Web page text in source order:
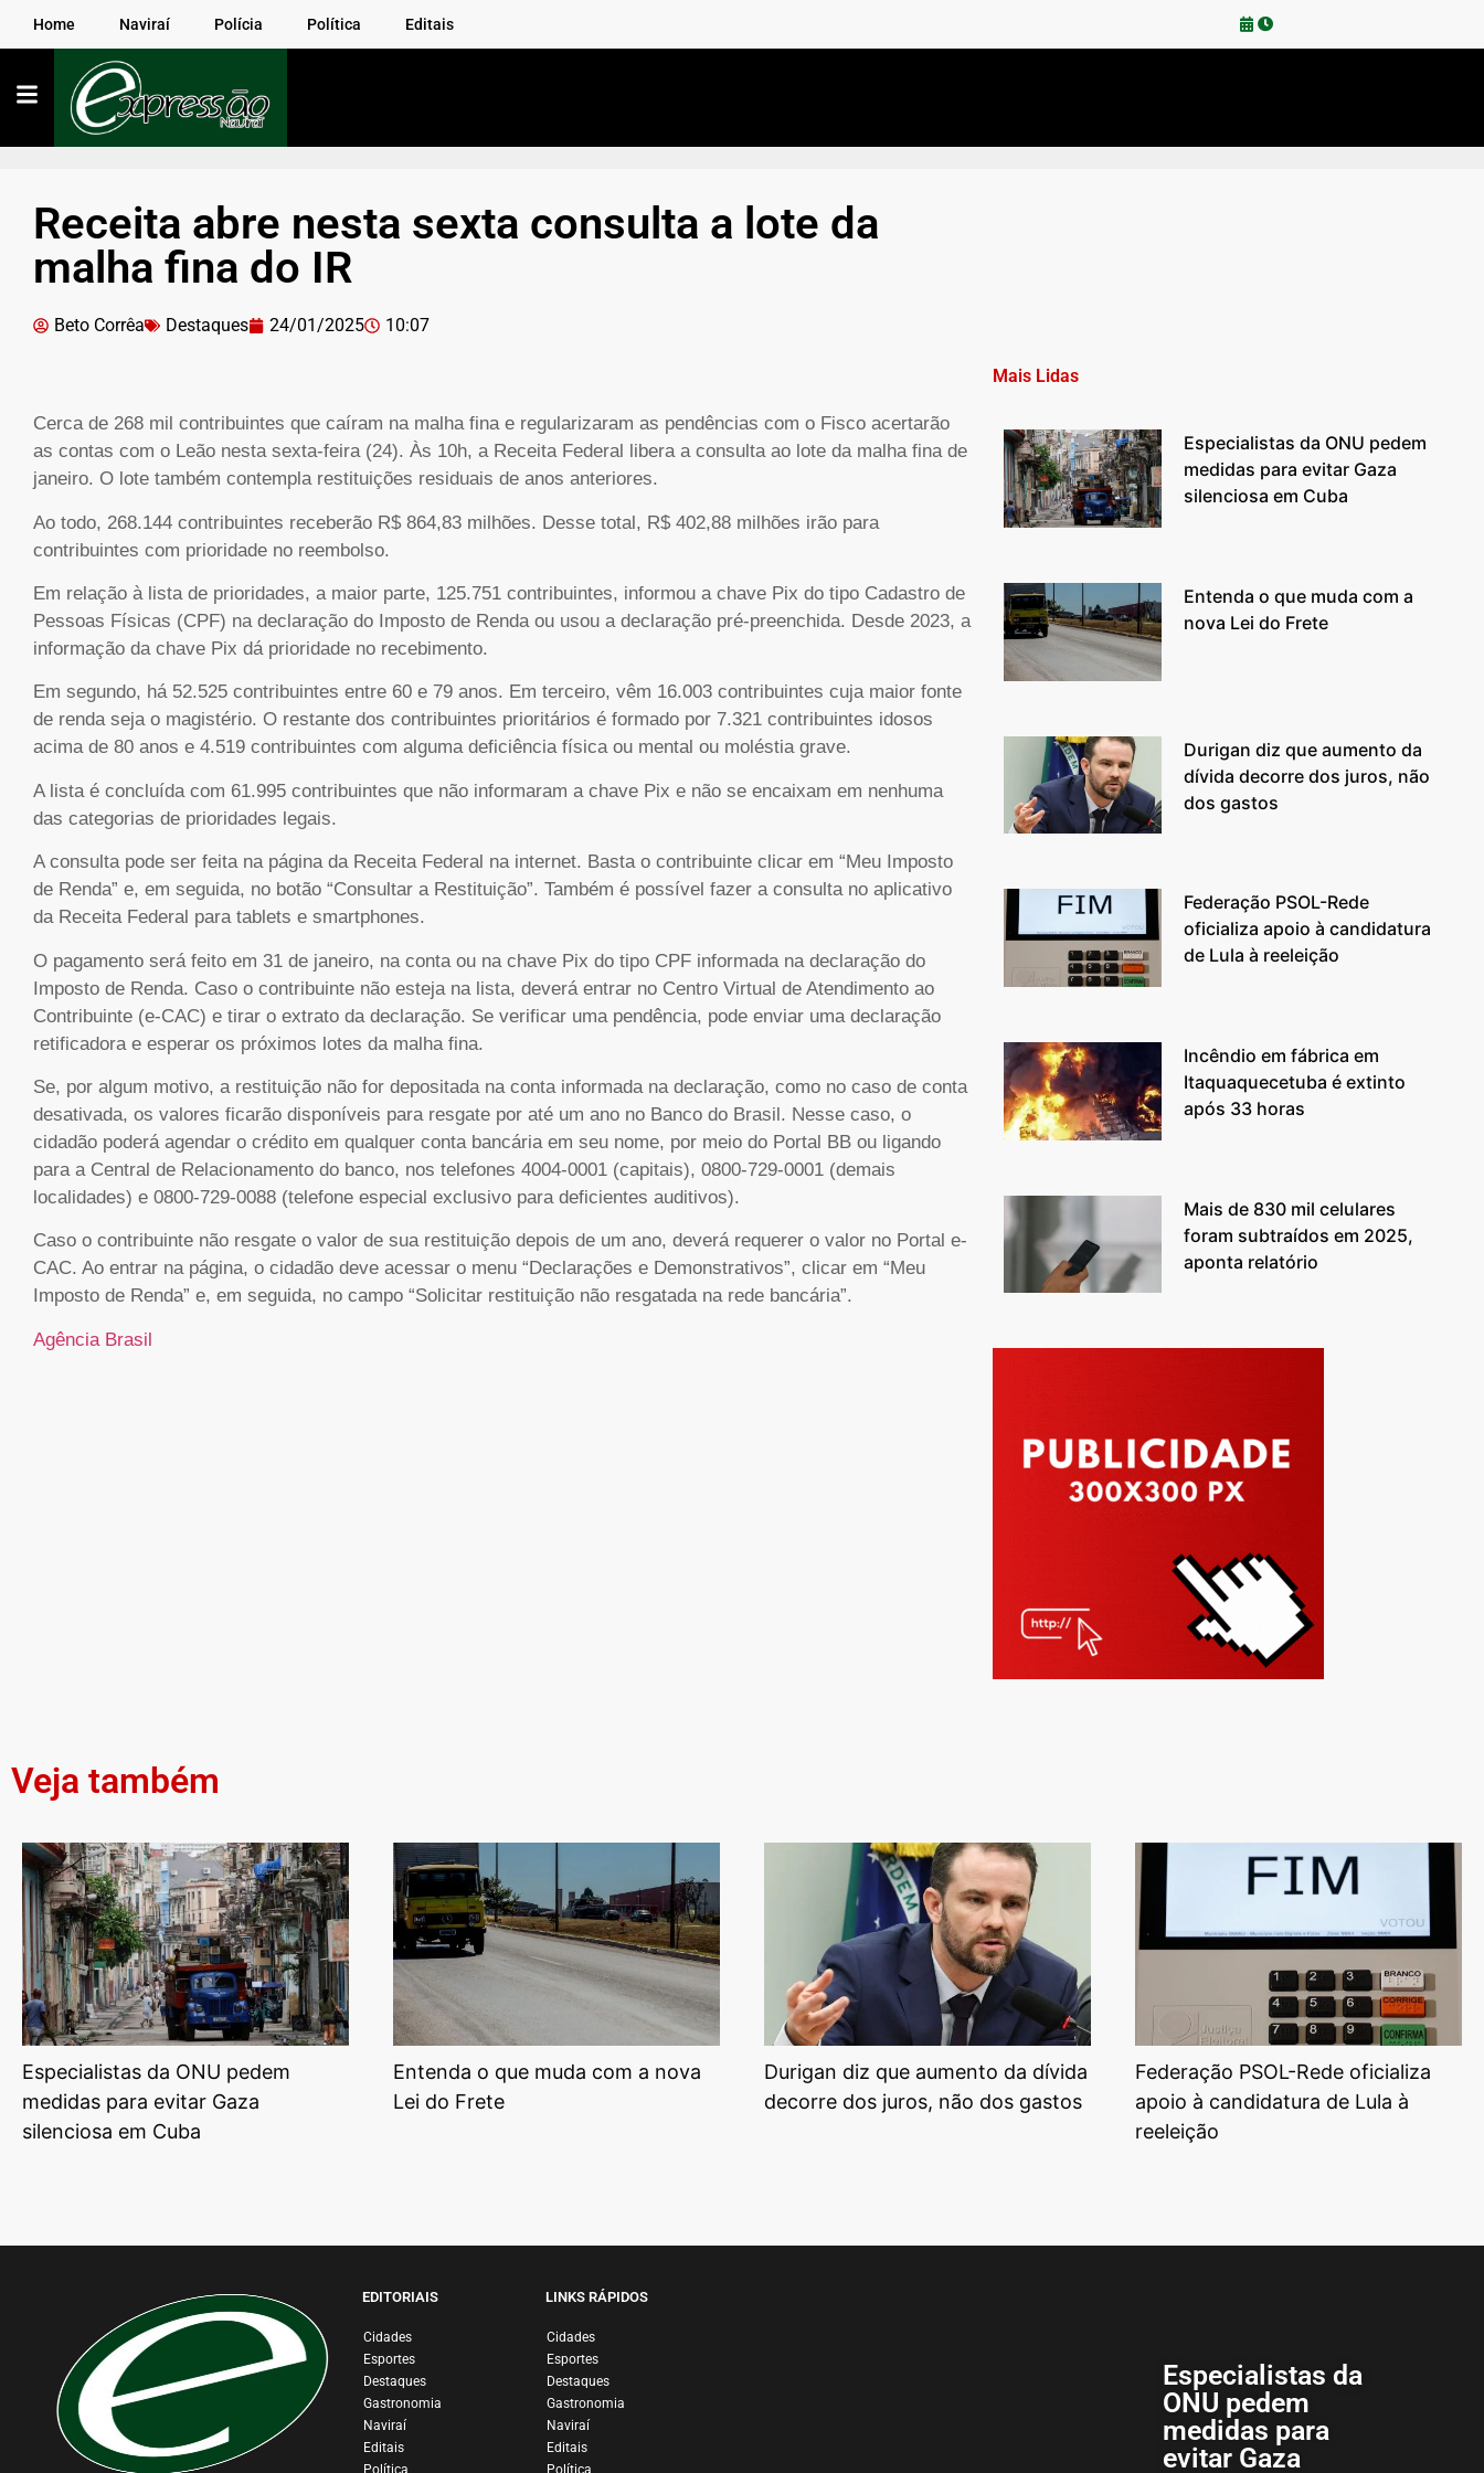
Home Naviraí Polícia Política Editais
Receita abre nesta sexta consulta a lote da
malha fina do IR
Beto Corrêa Destaques 24/01/2025 10:07
Cerca de 268 mil contribuintes que caíram na malha fina e regularizaram as pendências com o Fisco acertarão
as contas com o Leão nesta sexta-feira (24). Às 10h, a Receita Federal libera a consulta ao lote da malha fina de
janeiro. O lote também contempla restituições residuais de anos anteriores.
Ao todo, 268.144 contribuintes receberão R$ 864,83 milhões. Desse total, R$ 402,88 milhões irão para
contribuintes com prioridade no reembolso.
Em relação à lista de prioridades, a maior parte, 125.751 contribuintes, informou a chave Pix do tipo Cadastro de
Pessoas Físicas (CPF) na declaração do Imposto de Renda ou usou a declaração pré-preenchida. Desde 2023, a
informação da chave Pix dá prioridade no recebimento.
Em segundo, há 52.525 contribuintes entre 60 e 79 anos. Em terceiro, vêm 16.003 contribuintes cuja maior fonte
de renda seja o magistério. O restante dos contribuintes prioritários é formado por 7.321 contribuintes idosos
acima de 80 anos e 4.519 contribuintes com alguma deficiência física ou mental ou moléstia grave.
A lista é concluída com 61.995 contribuintes que não informaram a chave Pix e não se encaixam em nenhuma
das categorias de prioridades legais.
A consulta pode ser feita na página da Receita Federal na internet. Basta o contribuinte clicar em “Meu Imposto
de Renda” e, em seguida, no botão “Consultar a Restituição”. Também é possível fazer a consulta no aplicativo
da Receita Federal para tablets e smartphones.
O pagamento será feito em 31 de janeiro, na conta ou na chave Pix do tipo CPF informada na declaração do
Imposto de Renda. Caso o contribuinte não esteja na lista, deverá entrar no Centro Virtual de Atendimento ao
Contribuinte (e-CAC) e tirar o extrato da declaração. Se verificar uma pendência, pode enviar uma declaração
retificadora e esperar os próximos lotes da malha fina.
Se, por algum motivo, a restituição não for depositada na conta informada na declaração, como no caso de conta
desativada, os valores ficarão disponíveis para resgate por até um ano no Banco do Brasil. Nesse caso, o
cidadão poderá agendar o crédito em qualquer conta bancária em seu nome, por meio do Portal BB ou ligando
para a Central de Relacionamento do banco, nos telefones 4004-0001 (capitais), 0800-729-0001 (demais
localidades) e 0800-729-0088 (telefone especial exclusivo para deficientes auditivos).
Caso o contribuinte não resgate o valor de sua restituição depois de um ano, deverá requerer o valor no Portal e-
CAC. Ao entrar na página, o cidadão deve acessar o menu “Declarações e Demonstrativos”, clicar em “Meu
Imposto de Renda” e, em seguida, no campo “Solicitar restituição não resgatada na rede bancária”.
Agência Brasil
Mais Lidas
Especialistas da ONU pedem
medidas para evitar Gaza
silenciosa em Cuba
Entenda o que muda com a
nova Lei do Frete
Durigan diz que aumento da
dívida decorre dos juros, não
dos gastos
Federação PSOL-Rede
oficializa apoio à candidatura
de Lula à reeleição
Incêndio em fábrica em
Itaquaquecetuba é extinto
após 33 horas
Mais de 830 mil celulares
foram subtraídos em 2025,
aponta relatório
Veja também
Especialistas da ONU pedem
medidas para evitar Gaza
silenciosa em Cuba
Entenda o que muda com a nova
Lei do Frete
Durigan diz que aumento da dívida
decorre dos juros, não dos gastos
Federação PSOL-Rede oficializa
apoio à candidatura de Lula à
reeleição
EDITORIAIS
Cidades
Esportes
Destaques
Gastronomia
Naviraí
Editais
Política
LINKS RÁPIDOS
Cidades
Esportes
Destaques
Gastronomia
Naviraí
Editais
Política
Especialistas da
ONU pedem
medidas para
evitar Gaza